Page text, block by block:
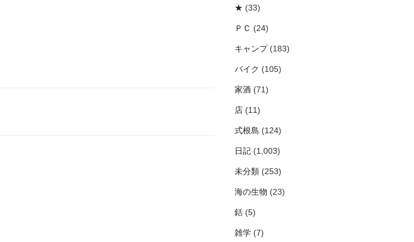
★ (33)
ＰＣ (24)
キャンプ(183)
バイク (105)
家酒 (71)
店 (11)
式根島 (124)
日記 (1,003)
未分類 (253)
海の生物 (23)
銛 (5)
雑学 (7)